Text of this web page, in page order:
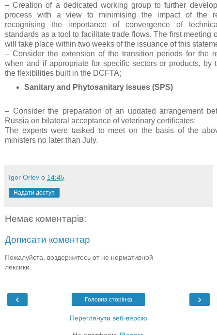
– Creation of a dedicated working group to further
process with a view to minimising the impact of the
recognising the importance of convergence of
standards as a tool to facilitate trade flows. The first meeting
will take place within two weeks of the issuance of this
– Consider the extension of the transition periods for the
when and if appropriate for specific sectors or products, by
the flexibilities built in the DCFTA;
Sanitary and Phytosanitary issues (SPS)
– Consider the preparation of an updated arrangement
Russia on bilateral acceptance of veterinary certificates;
The experts were tasked to meet on the basis of the
ministers no later than July.
Igor Orlov о 14:45
Надати доступ
Немає коментарів:
Дописати коментар
Пожалуйста, воздержитесь от не нормативной
лексики.
‹ ›
Головна сторінка
Переглянути веб-версію